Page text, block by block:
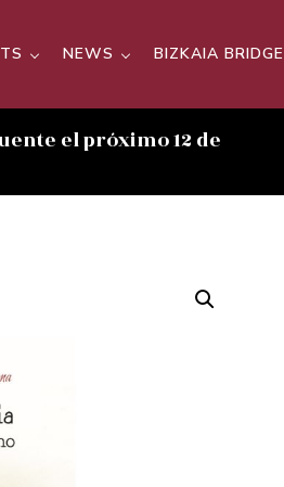
NEWS BIZKAIA BRIDGE
el próximo 12 de